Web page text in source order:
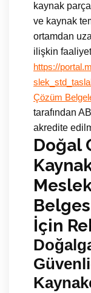
kaynak
ve kaynak
ortamdan
ilişkin
https://
Çözüm
tarafından
akredite
Doğal
İçin